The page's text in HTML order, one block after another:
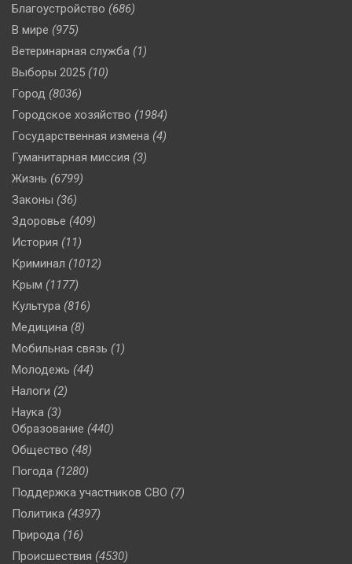
Благоустройство (686)
В мире (975)
Ветеринарная служба (1)
Выборы 2025 (10)
Город (8036)
Городское хозяйство (1984)
Государственная измена (4)
Гуманитарная миссия (3)
Жизнь (6799)
Законы (36)
Здоровье (409)
История (11)
Криминал (1012)
Крым (1177)
Культура (816)
Медицина (8)
Мобильная связь (1)
Молодежь (44)
Налоги (2)
Наука (3)
Образование (440)
Общество (48)
Погода (1280)
Поддержка участников СВО (7)
Политика (4397)
Природа (16)
Происшествия (4530)